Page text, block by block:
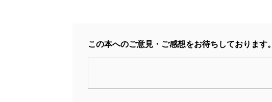
この本へのご意見・ご感想をお待ちしております。